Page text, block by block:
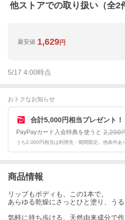
他ストアでの取り扱い（全2
最安値 1,629円
5/17 4:00時点
おトクなお知らせ
合計5,000円相当プレゼント！
PayPayカード入会特典を使うと 2,200
うち2,000円相当は利用先・期間限定。他条件あ
商品情報
リップもボディも、この1本で。
あらゆる乾燥にさっとひと塗り、うる
気軽に持ち歩ける、天然由来成分で